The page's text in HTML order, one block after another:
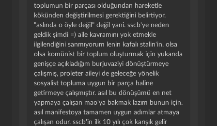
toplumun bir parçası olduğundan hareketle
kökünden değiştirilmesi gerektiğini belirtiyor.
"aslında o öyle değil" değil yani. sscb'ye neden
geldik şimdi =) aile kavramını yok etmekle
ilgilendiğini sanmıyorum lenin kafalı stalin'in. olsa
olsa komünist bir toplum oluşturmak için yukarıda
genişçe açıkladığım burjuvaziyi dönüştürmeye
çalışmış, proleter aileyi de geleceğe yönelik
sosyalist topluma uygun bir parça haline
getirmeye çalışmıştır. asıl bu dönüşümü en net
yapmaya çalışan mao'ya bakmak lazım bunun için.
asıl manifestoya tamamen uygun adımlar atmaya
çalışan odur. sscb'in ilk 10 yılı çok karışık gelir